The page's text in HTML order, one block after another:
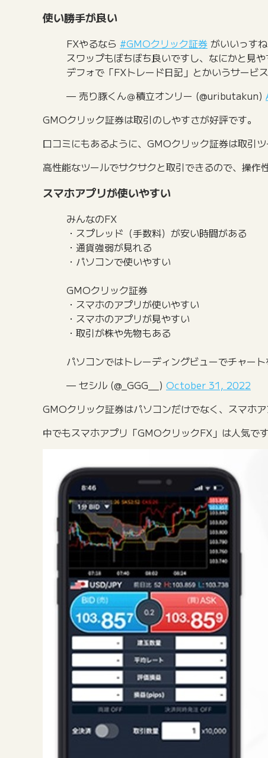
使い勝手が良い
FXやるなら #GMOクリック証券 がいいっすね
スワップもぼちぼち良いですし、なにかと見や
デフォで「FXトレード日記」とかいうサービ
— 売り豚くん＠積立オンリー (@uributakun)
GMOクリック証券は取引のしやすさが好評です。
口コミにもあるように、GMOクリック証券は取引ツ
高性能なツールでサクサクと取引できるので、操作
スマホアプリが使いやすい
みんなのFX
・スプレッド（手数料）が安い時間がある
・通貨強弱が見れる
・パソコンで使いやすい
GMOクリック証券
・スマホのアプリが使いやすい
・スマホのアプリが見やすい
・取引が株や先物もある
パソコンではトレーディングビューでチャー
— セシル (@_GGG__) October 31, 2022
GMOクリック証券はパソコンだけでなく、スマホ
中でもスマホアプリ「GMOクリックFX」は人気です